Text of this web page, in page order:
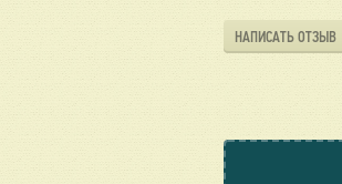
НАПИСАТЬ ОТЗЫВ